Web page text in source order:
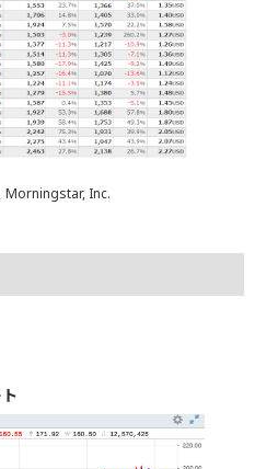
Morningstar, Inc.